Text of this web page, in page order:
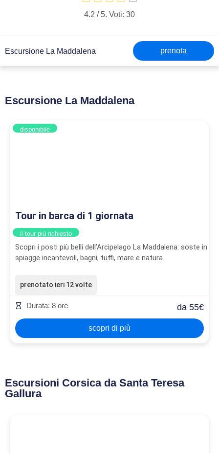
4.2 / 5. Voti: 30
Escursione La Maddalena prenota
Escursione La Maddalena
disponibile
Tour in barca di 1 giornata
il tour più richiesto
Scopri i posti più belli dell’Arcipelago La Maddalena: soste in
spiagge incantevoli, bagni, tuffi, mare e natura
prenotato ieri 12 volte
Durata: 8 ore da 55€
scopri di più
Escursioni Corsica da Santa Teresa
Gallura